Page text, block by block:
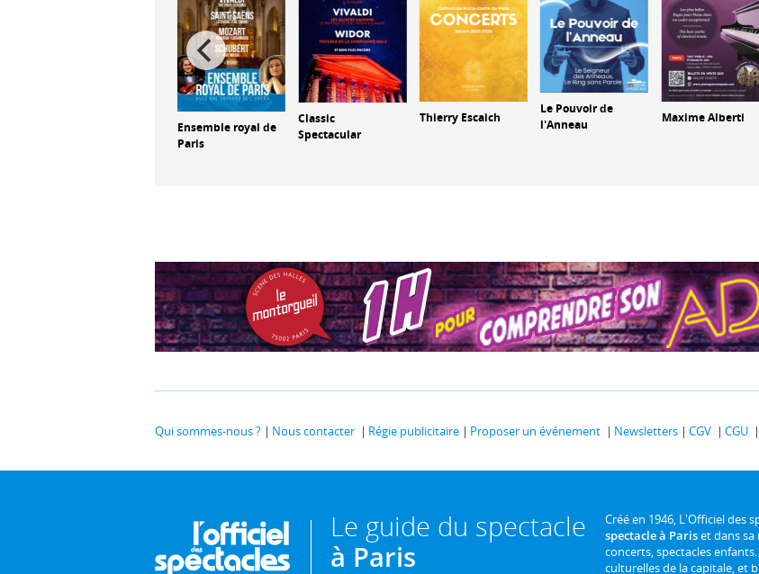
Ensemble royal de
Paris
Classic
Spectacular
Thierry Escaich
Le Pouvoir de
l'Anneau
Maxime Alberti
Qui sommes-nous ? Nous contacter Régie publicitaire Proposer un événement Newsletters CGV CGU
Le guide du spectacle
à Paris
Créé en 1946, L'Officiel des
spectacle à Pariset dans sa
concerts, spectacles
culturelles de la capitale, et